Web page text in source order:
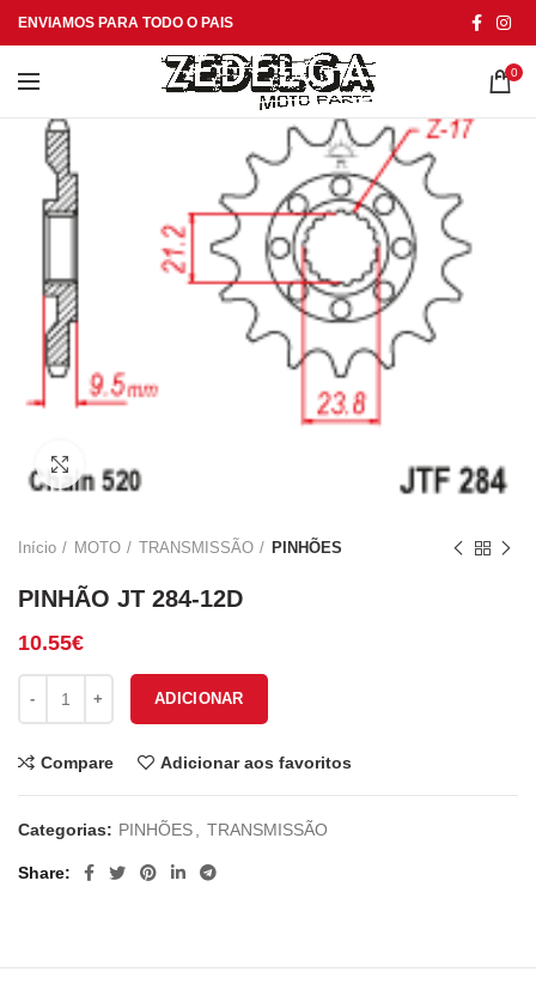
ENVIAMOS PARA TODO O PAIS
0
Click to enlarge
Início MOTO TRANSMISSÃO PINHÕES
PINHÃO JT 284-12D
10.55€
ADICIONAR
Compare Adicionar aos favoritos
Categorias: PINHÕES TRANSMISSÃO
Share